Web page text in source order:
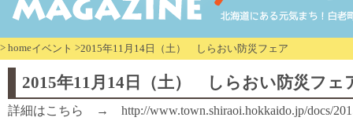
> homeイベント >2015年11月14日（土） しらおい防災フェア
2015年11月14日（土） しらおい防災フェ
詳細はこちら → http://www.town.shiraoi.hokkaido.jp/docs/